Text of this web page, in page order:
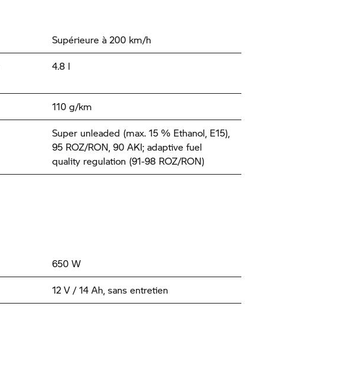
Supérieure à 200 km/h
4.8 l
110 g/km
Super unleaded (max. 15 % Ethanol, E15),
95 ROZ/RON, 90 AKI; adaptive fuel
quality regulation (91-98 ROZ/RON)
650 W
12 V / 14 Ah, sans entretien